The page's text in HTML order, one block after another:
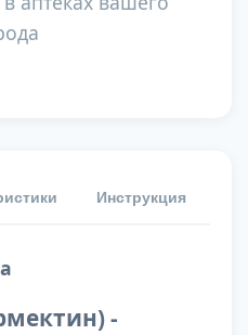
Инструкция
-